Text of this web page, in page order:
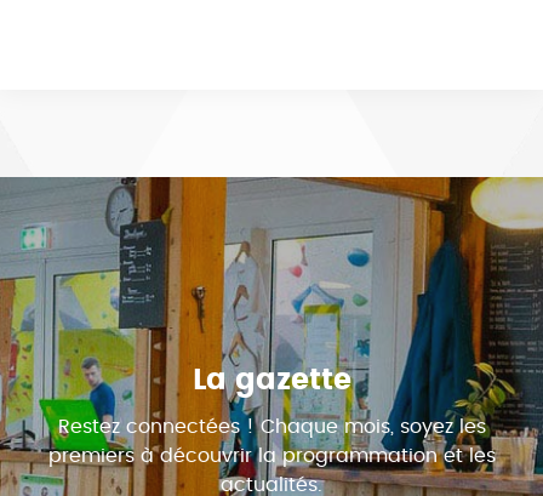
La gazette
Restez connectées ! Chaque mois, soyez les
premiers à découvrir la programmation et les
actualités.